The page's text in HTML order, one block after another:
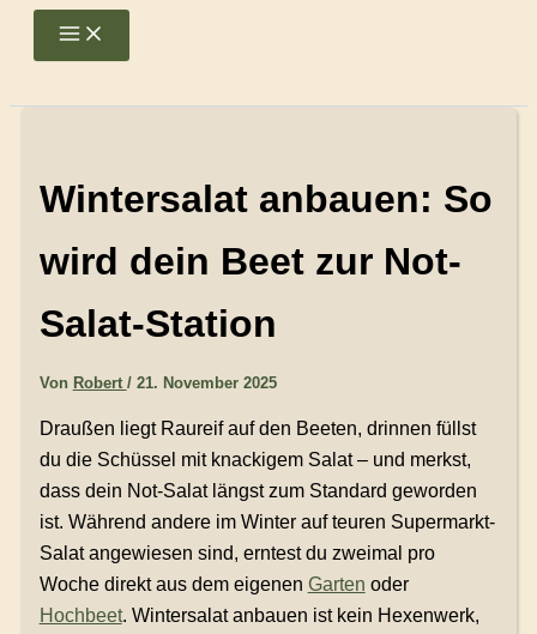
Inhalt
Main
Wintersalat anbauen: So
wird dein Beet zur Not-
Salat-Station
Von Robert / 21. November 2025
Draußen liegt Raureif auf den Beeten, drinnen füllst
du die Schüssel mit knackigem Salat – und merkst,
dass dein Not-Salat längst zum Standard geworden
ist. Während andere im Winter auf teuren Supermarkt-
Salat angewiesen sind, erntest du zweimal pro
Woche direkt aus dem eigenen Garten oder
Hochbeet. Wintersalat anbauen ist kein Hexenwerk,